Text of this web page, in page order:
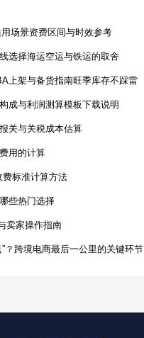
场景资费区间与时效参考
选择海运空运与铁运的取舍
上架与备货指南旺季库存不踩雷
成与利润测算模板下载说明
关与关税成本估算
用的计算
费标准计算方法
些热门选择
卖家操作指南
？跨境电商最后一公里的关键环节